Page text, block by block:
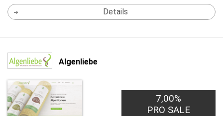
Details
Algenliebe
7,00%
PRO SALE